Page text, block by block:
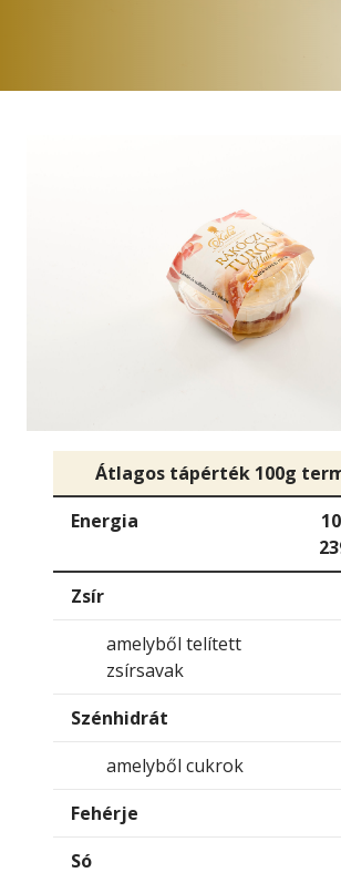
Átlagos tápérték 100g
Energia
Zsír
amelyből telített
zsírsavak
Szénhidrát
amelyből cukrok
Fehérje
Só